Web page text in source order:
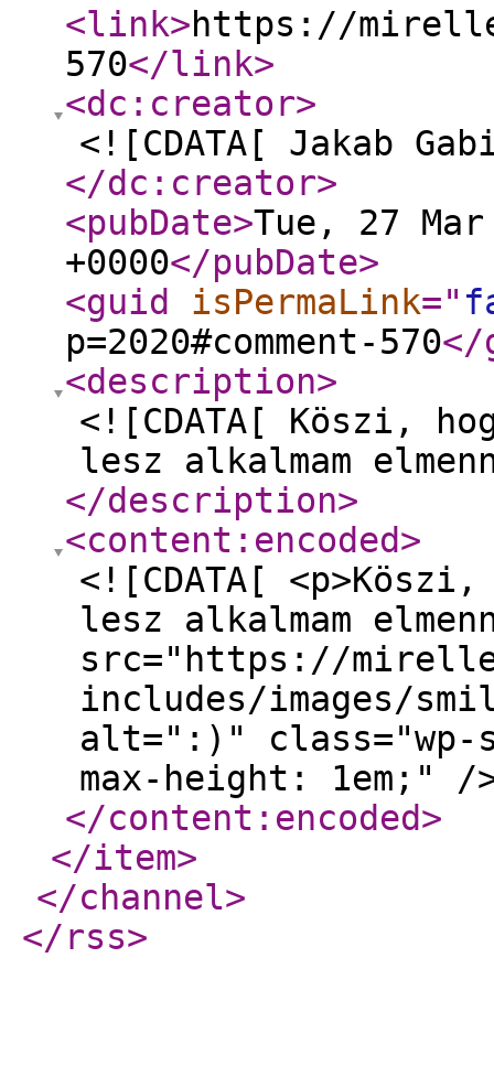
<link>https://
570</link>
<dc:creator>
<![CDATA[ Jakab
</dc:creator>
<pubDate>Tue, 27
+0000</pubDate>
<guid
isPermaLink="
p=2020#comment-570</
<description>
<![CDATA[ Köszi,
lesz alkalmam
</description>
<content:encoded>
<![CDATA[
lesz alkalmam
src="https://
includes/images/
alt=":)" class="wp-
max-height: 1em;" /
</content:encoded>
</item>
</channel>
</rss>